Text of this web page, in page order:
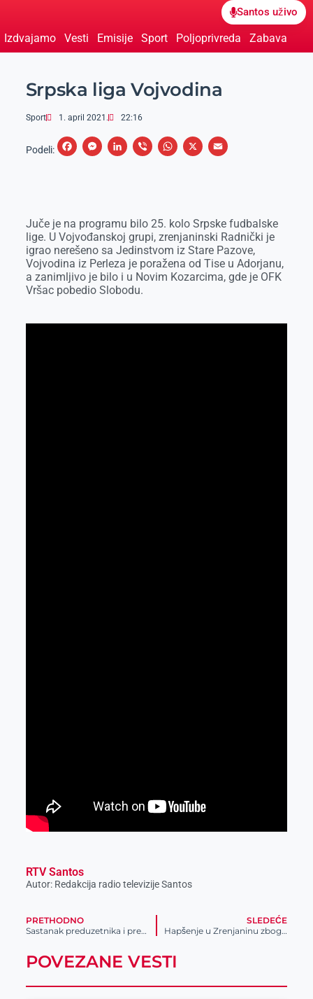
Santos uživo
Izdvajamo Vesti Emisije Sport Poljoprivreda Zabava
Srpska liga Vojvodina
Sport 1. april 2021. 22:16
Podeli:
F
b
o
o
k
M
e
n
g
e
L
e
d
I
n
V
r
W
s
A
p
p
X
E
l
Juče je na programu bilo 25. kolo Srpske fudbalske
lige. U Vojvođanskoj grupi, zrenjaninski Radnički je
igrao nerešeno sa Jedinstvom iz Stare Pazove,
Vojvodina iz Perleza je poražena od Tise u Adorjanu,
a zanimljivo je bilo i u Novim Kozarcima, gde je OFK
Vršac pobedio Slobodu.
RTV Santos
Autor: Redakcija radio televizije Santos
PRETHODNO
Sastanak preduzetnika i predstavnika grada kako bi se definisale mere pomoći
SLEDEĆE
Hapšenje u Zrenjaninu zbog droge
POVEZANE VESTI